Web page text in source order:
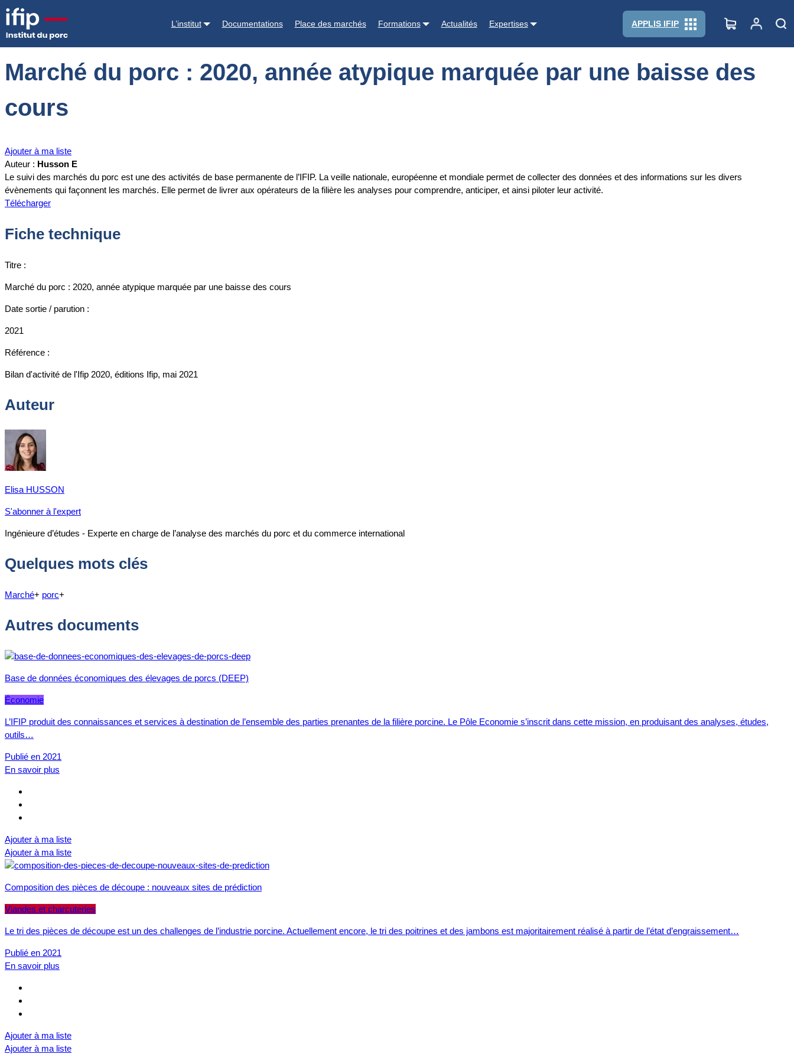
L’institut Documentations Place des marchés Formations Actualités Expertises APPLIS IFIP
Accueil Documentations
Marché du porc : 2020, année atypique marquée par une baisse des
cours
Ajouter à ma liste
Auteur : Husson E
Le suivi des marchés du porc est une des activités de base permanente de l’IFIP. La veille nationale, européenne et mondiale permet de collecter des données et des informations sur les divers
évènements qui façonnent les marchés. Elle permet de livrer aux opérateurs de la filière les analyses pour comprendre, anticiper, et ainsi piloter leur activité.
Télécharger
Fiche technique
Titre :
Marché du porc : 2020, année atypique marquée par une baisse des cours
Date sortie / parution :
2021
Référence :
Bilan d'activité de l'Ifip 2020, éditions Ifip, mai 2021
Auteur
Elisa HUSSON
S'abonner à l'expert
Ingénieure d’études - Experte en charge de l’analyse des marchés du porc et du commerce international
Quelques mots clés
Marché+ porc+
Autres documents
Base de données économiques des élevages de porcs (DEEP)
Économie
L’IFIP produit des connaissances et services à destination de l’ensemble des parties prenantes de la filière porcine. Le Pôle Economie s’inscrit dans cette mission, en produisant des analyses, études,
outils…
Publié en 2021
En savoir plus
Ajouter à ma liste
Ajouter à ma liste
Composition des pièces de découpe : nouveaux sites de prédiction
Viandes et charcuteries
Le tri des pièces de découpe est un des challenges de l’industrie porcine. Actuellement encore, le tri des poitrines et des jambons est majoritairement réalisé à partir de l’état d’engraissement…
Publié en 2021
En savoir plus
Ajouter à ma liste
Ajouter à ma liste